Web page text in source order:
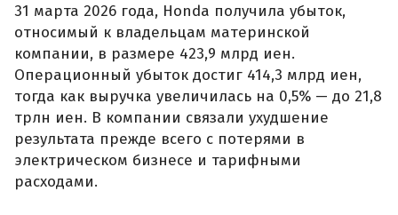
31 марта 2026 года, Honda получила убыток,
относимый к владельцам материнской
компании, в размере 423,9 млрд иен.
Операционный убыток достиг 414,3 млрд иен,
тогда как выручка увеличилась на 0,5% — до 21,8
трлн иен. В компании связали ухудшение
результата прежде всего с потерями в
электрическом бизнесе и тарифными
расходами.